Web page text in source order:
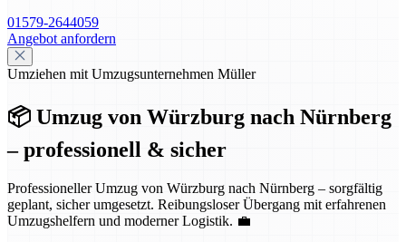
01579-2644059
Angebot anfordern
Umziehen mit Umzugsunternehmen Müller
📦 Umzug von Würzburg nach Nürnberg
– professionell & sicher
Professioneller Umzug von Würzburg nach Nürnberg – sorgfältig
geplant, sicher umgesetzt. Reibungsloser Übergang mit erfahrenen
Umzugshelfern und moderner Logistik. 💼